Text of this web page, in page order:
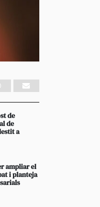
de
de
a
ampliar el
i planteja